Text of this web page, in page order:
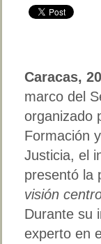
Caracas,
marco del
organizado
Formación
Justicia, el
presentó la
visión
Durante su
experto en